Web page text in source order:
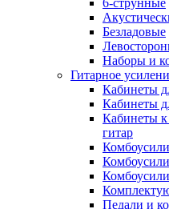
6-струнные
Безладовые
Наборы и
Гитарное
Кабинеты
Кабинеты
Кабинеты к
гитар
Педали и